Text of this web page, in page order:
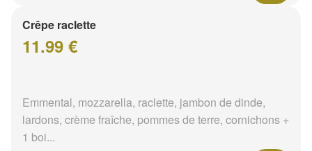
Crêpe raclette
11.99 €
Emmental, mozzarella, raclette, jambon de dinde,
lardons, crème fraîche, pommes de terre, cornichons +
1 boi...